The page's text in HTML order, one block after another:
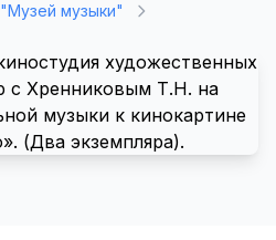
"Музей музыки"